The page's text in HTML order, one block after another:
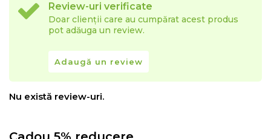
Review-uri verificate
Doar clienții care au cumpărat acest produs
pot adăuga un review.
Adaugă un review
Nu există review-uri.